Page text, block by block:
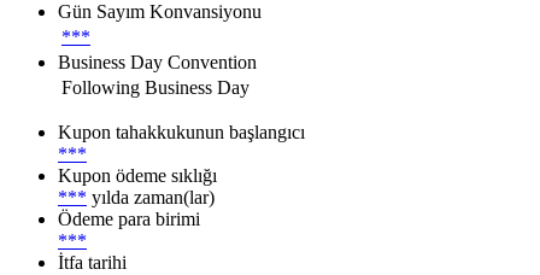
Gün Sayım Konvansiyonu
***
Business Day Convention
Following Business Day
Kupon tahakkukunun başlangıcı
***
Kupon ödeme sıklığı
*** yılda zaman(lar)
Ödeme para birimi
***
İtfa tarihi